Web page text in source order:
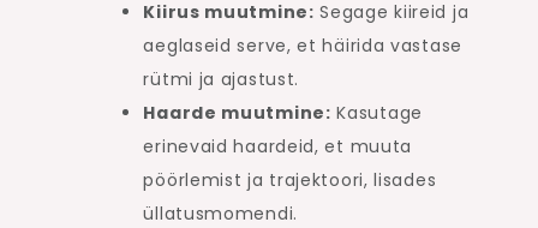
Kiirus muutmine: Segage kiireid ja
aeglaseid serve, et häirida vastase
rütmi ja ajastust.
Haarde muutmine: Kasutage
erinevaid haardeid, et muuta
pöörlemist ja trajektoori, lisades
üllatusmomendi.